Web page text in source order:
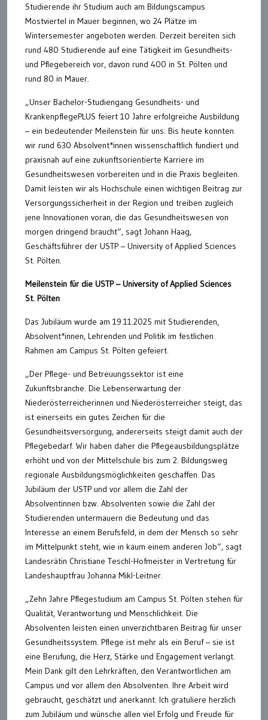
Studierende ihr Studium auch am Bildungscampus
Mostviertel in Mauer beginnen, wo 24 Plätze im
Wintersemester angeboten werden. Derzeit bereiten sich
rund 480 Studierende auf eine Tätigkeit im Gesundheits-
und Pflegebereich vor, davon rund 400 in St. Pölten und
rund 80 in Mauer.
„Unser Bachelor-Studiengang Gesundheits- und
KrankenpflegePLUS feiert 10 Jahre erfolgreiche Ausbildung
– ein bedeutender Meilenstein für uns. Bis heute konnten
wir rund 630 Absolvent*innen wissenschaftlich fundiert und
praxisnah auf eine zukunftsorientierte Karriere im
Gesundheitswesen vorbereiten und in die Praxis begleiten.
Damit leisten wir als Hochschule einen wichtigen Beitrag zur
Versorgungssicherheit in der Region und treiben zugleich
jene Innovationen voran, die das Gesundheitswesen von
morgen dringend braucht“, sagt Johann Haag,
Geschäftsführer der USTP – University of Applied Sciences
St. Pölten.
Meilenstein für die USTP – University of Applied Sciences
St. Pölten
Das Jubiläum wurde am 19.11.2025 mit Studierenden,
Absolvent*innen, Lehrenden und Politik im festlichen
Rahmen am Campus St. Pölten gefeiert.
„Der Pflege- und Betreuungssektor ist eine
Zukunftsbranche. Die Lebenserwartung der
Niederösterreicherinnen und Niederösterreicher steigt, das
ist einerseits ein gutes Zeichen für die
Gesundheitsversorgung, andererseits steigt damit auch der
Pflegebedarf. Wir haben daher die Pflegeausbildungsplätze
erhöht und von der Mittelschule bis zum 2. Bildungsweg
regionale Ausbildungsmöglichkeiten geschaffen. Das
Jubiläum der USTP und vor allem die Zahl der
Absolventinnen bzw. Absolventen sowie die Zahl der
Studierenden untermauern die Bedeutung und das
Interesse an einem Berufsfeld, in dem der Mensch so sehr
im Mittelpunkt steht, wie in kaum einem anderen Job“, sagt
Landesrätin Christiane Teschl-Hofmeister in Vertretung für
Landeshauptfrau Johanna Mikl-Leitner.
„Zehn Jahre Pflegestudium am Campus St. Pölten stehen für
Qualität, Verantwortung und Menschlichkeit. Die
Absolventen leisten einen unverzichtbaren Beitrag für unser
Gesundheitssystem. Pflege ist mehr als ein Beruf – sie ist
eine Berufung, die Herz, Stärke und Engagement verlangt.
Mein Dank gilt den Lehrkräften, den Verantwortlichen am
Campus und vor allem den Absolventen. Ihre Arbeit wird
gebraucht, geschätzt und anerkannt. Ich gratuliere herzlich
zum Jubiläum und wünsche allen viel Erfolg und Freude für